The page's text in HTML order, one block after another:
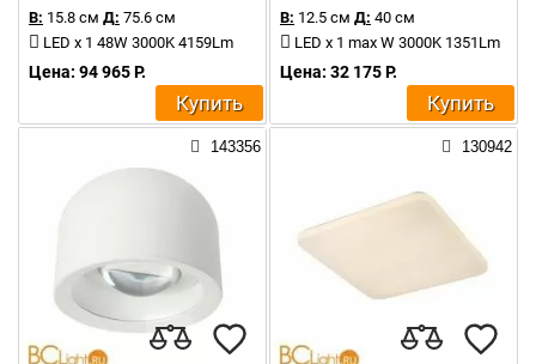
В: 15.8 см Д: 75.6 см
LED x 1 48W 3000K 4159Lm
Цена: 94 965 Р.
Купить
В: 12.5 см Д: 40 см
LED x 1 max W 3000K 1351Lm
Цена: 32 175 Р.
Купить
143356 130942